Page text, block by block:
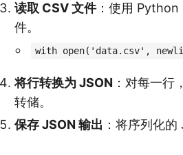
读取 CSV 文件：使用 Python
件。
with open('data.csv',
将行转换为 JSON ：对每一行
转储。
保存 JSON 输出 ：将序列化